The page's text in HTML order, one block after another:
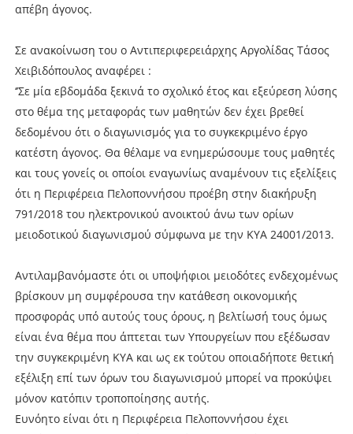
απέβη άγονος.
Σε ανακοίνωση του ο Αντιπεριφερειάρχης Αργολίδας Τάσος
Χειβιδόπουλος αναφέρει :
‘’Σε μία εβδομάδα ξεκινά το σχολικό έτος και εξεύρεση λύσης
στο θέμα της μεταφοράς των μαθητών δεν έχει βρεθεί
δεδομένου ότι ο διαγωνισμός για το συγκεκριμένο έργο
κατέστη άγονος. Θα θέλαμε να ενημερώσουμε τους μαθητές
και τους γονείς οι οποίοι εναγωνίως αναμένουν τις εξελίξεις
ότι η Περιφέρεια Πελοποννήσου προέβη στην διακήρυξη
791/2018 του ηλεκτρονικού ανοικτού άνω των ορίων
μειοδοτικού διαγωνισμού σύμφωνα με την ΚΥΑ 24001/2013.
Αντιλαμβανόμαστε ότι οι υποψήφιοι μειοδότες ενδεχομένως
βρίσκουν μη συμφέρουσα την κατάθεση οικονομικής
προσφοράς υπό αυτούς τους όρους, η βελτίωσή τους όμως
είναι ένα θέμα που άπτεται των Υπουργείων που εξέδωσαν
την συγκεκριμένη ΚΥΑ και ως εκ τούτου οποιαδήποτε θετική
εξέλιξη επί των όρων του διαγωνισμού μπορεί να προκύψει
μόνον κατόπιν τροποποίησης αυτής.
Ευνόητο είναι ότι η Περιφέρεια Πελοποννήσου έχει